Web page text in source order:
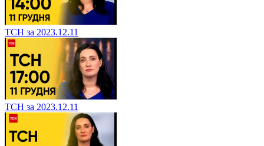
ТСН за 2023.12.11
ТСН за 2023.12.11